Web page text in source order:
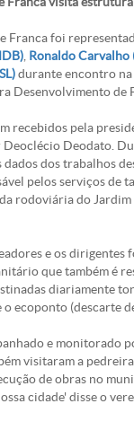
Franca foi
Ronaldo Carvalho
durante encontro
Desenvolvimento de
recebidos pela
Deodato.
dos trabalhos
pelos serviços de
rodoviária do
e os dirigentes
que também é
diariamente
ecoponto (descarte
e monitorado
visitaram a
de obras no
cidade' disse o